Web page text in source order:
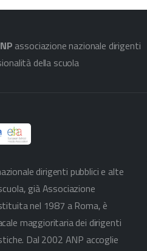
associazione nazionale dirigenti
della scuola
dirigenti pubblici e alte
già Associazione
nel 1987 a Roma, è
maggioritaria dei dirigenti
Dal 2002 ANP accoglie